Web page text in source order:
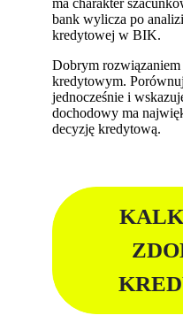
bank wylicza po
kredytowej w BIK.
Dobrym rozwiązaniem
kredytowym.
jednocześnie i
dochodowy ma
decyzję kredytową.